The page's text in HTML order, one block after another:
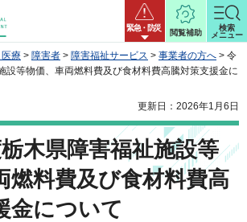
緊急・防災
閲覧補助
検索
メニュー
療 > 障害者 > 障害福祉サービス > 事業者の方へ > 令
設等物価、車両燃料費及び食材料費高騰対策支援金に
更新日：2026年1月6日
木県障害福祉施設等
燃料費及び食材料費高
金について